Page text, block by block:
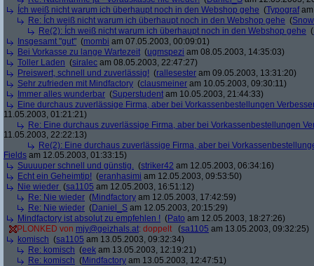
Ích weiß nicht warum ich überhaupt noch in den Webshop gehe (Typografam
Re: Ích weiß nicht warum ich überhaupt noch in den Webshop gehe (
Re(2): Ích weiß nicht warum ich überhaupt noch in den Webshop gehe (
Insgesamt "gut" (mombi am 07.05.2003, 00:09:01)
Bei Vorkasse zu lange Wartezeit (ugmspezi am 08.05.2003, 14:35:03)
Toller Laden (siralec am 08.05.2003, 22:47:27)
Preiswert, schnell und zuverlässig! (rallesester am 09.05.2003, 13:31:20)
Sehr zufrieden mit Mindfactory (clausmeiner am 10.05.2003, 09:30:11)
Immer alles wunderbar (Superstudent am 10.05.2003, 21:44:33)
Eine durchaus zuverlässige Firma, aber bei Vorkassenbestellungen
11.05.2003, 01:21:21)
Re: Eine durchaus zuverlässige Firma, aber bei Vorkassenbestellungen
11.05.2003, 22:22:13)
Re(2): Eine durchaus zuverlässige Firma, aber bei
Fields am 12.05.2003, 01:33:15)
Suuuuper schnell und günstig. (striker42 am 12.05.2003, 06:34:16)
Echt ein Geheimtip! (eranhasimi am 12.05.2003, 09:53:50)
Nie wieder (sa1105 am 12.05.2003, 16:51:12)
Re: Nie wieder (Mindfactory am 12.05.2003, 17:42:59)
Re: Nie wieder (Daniel_S am 12.05.2003, 20:15:29)
Mindfactory ist absolut zu empfehlen ! (Pato am 12.05.2003, 18:27:26)
PLONKED von mjy@geizhals.at: doppelt (sa1105 am 13.05.2003, 09:32:25)
komisch (sa1105 am 13.05.2003, 09:32:34)
Re: komisch (eek am 13.05.2003, 12:19:21)
Re: komisch (Mindfactory am 13.05.2003, 12:47:51)